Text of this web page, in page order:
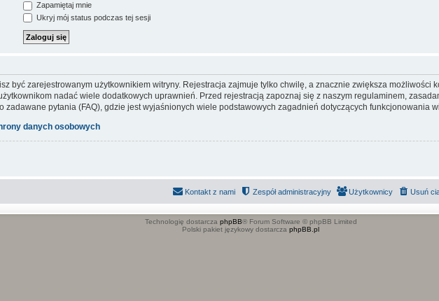
Zapamiętaj mnie
Ukryj mój status podczas tej sesji
być zarejestrowanym użytkownikiem witryny. Rejestracja zajmuje tylko chwilę, a znacznie zwiększa możliwości
nadać wiele dodatkowych uprawnień. Przed rejestracją zapoznaj się z naszym regulaminem,
zadawane pytania (FAQ), gdzie jest wyjaśnionych wiele podstawowych zagadnień dotyczących funkcjonowania
danych osobowych
Usuń
Użytkownicy
Zespół administracyjny
Kontakt z nami
Technologię dostarcza phpBB® Forum Software © phpBB Limited
Polski pakiet językowy dostarcza phpBB.pl